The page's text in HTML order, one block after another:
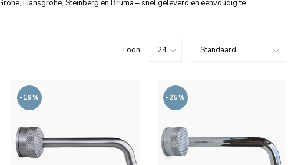
Hansgrohe, Steinberg en Bruma – snel geleverd en eenvoudig te
Toon:
-19% -25%